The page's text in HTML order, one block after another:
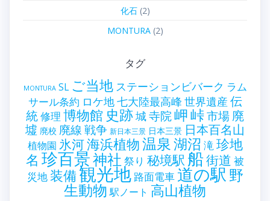
化石(2)
MONTURA(2)
タグ
MONTURA SL ご当地 ステーションビバーク ラム
サール条約 ロケ地七大陸最高峰 世界遺産 伝
統修理 博物館 史跡城寺院岬峠市場廃
墟 廃校 廃線戦争 新日本三景 日本三景 日本百名山
植物園 氷河海浜植物温泉湖沼 滝珍地
名 珍百景神社 祭り 秘境駅 船街道 被
災地装備観光地 路面電車道の駅野
生動物 駅ノート 高山植物